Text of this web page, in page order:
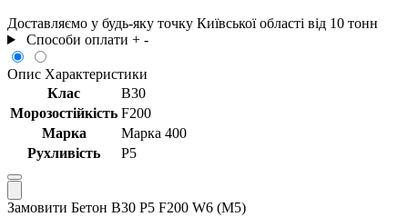
Доставляємо у будь-яку точку Київської області від 10 тонн
Способи оплати + -
Опис Характеристики
Клас
В30
Морозостійкість F200
Марка
Марка 400
Рухливість
Р5
Замовити Бетон В30 Р5 F200 W6 (М5)